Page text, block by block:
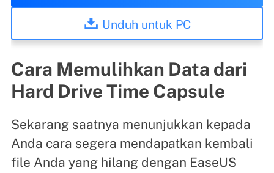
Unduh untuk PC
Cara Memulihkan Data dari
Hard Drive Time Capsule
Sekarang saatnya menunjukkan kepada
Anda cara segera mendapatkan kembali
file Anda yang hilang dengan EaseUS